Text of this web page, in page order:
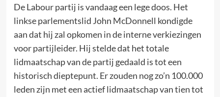
De Labour partij is vandaag een lege doos. Het
linkse parlementslid John McDonnell kondigde
aan dat hij zal opkomen in de interne verkiezingen
voor partijleider. Hij stelde dat het totale
lidmaatschap van de partij gedaald is tot een
historisch dieptepunt. Er zouden nog zo’n 100.000
leden zijn met een actief lidmaatschap van tien tot